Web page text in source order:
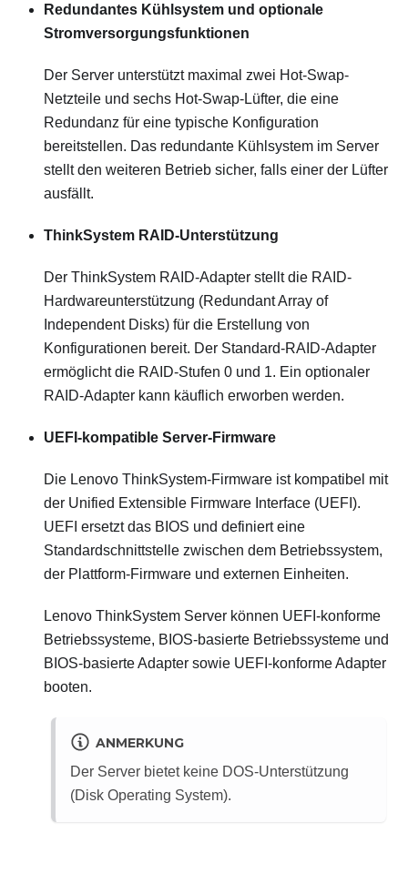
Redundantes Kühlsystem und optionale
Stromversorgungsfunktionen
Der Server unterstützt maximal zwei Hot-Swap-
Netzteile und sechs Hot-Swap-Lüfter, die eine
Redundanz für eine typische Konfiguration
bereitstellen. Das redundante Kühlsystem im Server
stellt den weiteren Betrieb sicher, falls einer der Lüfter
ausfällt.
ThinkSystem RAID-Unterstützung
Der ThinkSystem RAID-Adapter stellt die RAID-
Hardwareunterstützung (Redundant Array of
Independent Disks) für die Erstellung von
Konfigurationen bereit. Der Standard-RAID-Adapter
ermöglicht die RAID-Stufen 0 und 1. Ein optionaler
RAID-Adapter kann käuflich erworben werden.
UEFI-kompatible Server-Firmware
Die Lenovo ThinkSystem-Firmware ist kompatibel mit
der Unified Extensible Firmware Interface (UEFI).
UEFI ersetzt das BIOS und definiert eine
Standardschnittstelle zwischen dem Betriebssystem,
der Plattform-Firmware und externen Einheiten.
Lenovo ThinkSystem Server können UEFI-konforme
Betriebssysteme, BIOS-basierte Betriebssysteme und
BIOS-basierte Adapter sowie UEFI-konforme Adapter
booten.
ANMERKUNG
Der Server bietet keine DOS-Unterstützung
(Disk Operating System).